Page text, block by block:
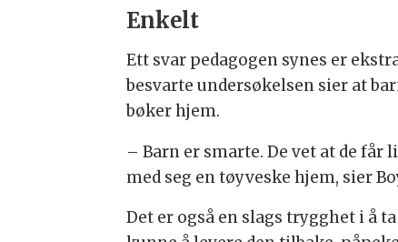
Enkelt
Ett svar pedagogen synes er
besvarte undersøkelsen sier at
bøker hjem.
– Barn er smarte. De vet at de
med seg en tøyveske hjem, sier
Det er også en slags trygghet i å